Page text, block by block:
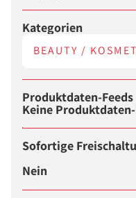
Kategorien
BEAUTY /
Produktdaten-Feeds
Keine
Sofortige
Nein